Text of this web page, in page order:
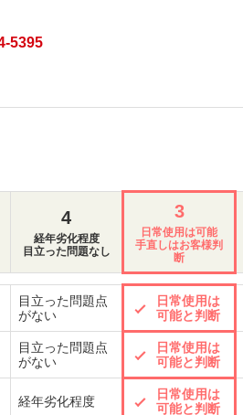
5395
4
経年劣化程度
目立った問題なし
3
日常使用は可能
手直しはお客様判
断
目立った問題点
がない
日常使用は
可能と判断
目立った問題点
がない
日常使用は
可能と判断
経年劣化程度
日常使用は
可能と判断